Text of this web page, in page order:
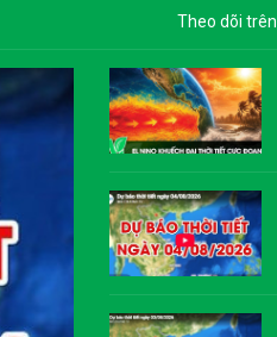
Theo dõi trên